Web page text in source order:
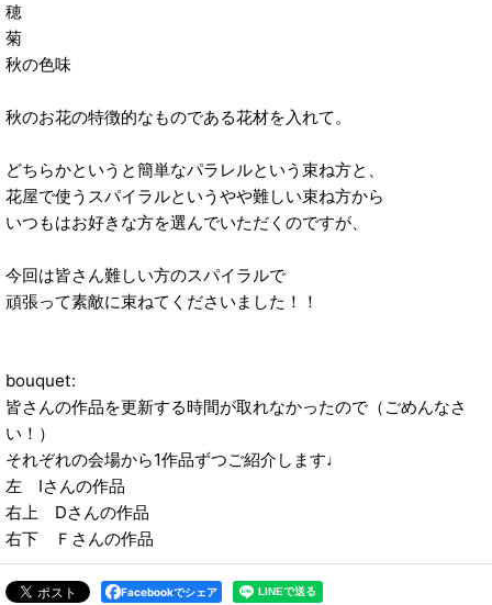
穂
菊
秋の色味
秋のお花の特徴的なものである花材を入れて。
どちらかというと簡単なパラレルという束ね方と、
花屋で使うスパイラルというやや難しい束ね方から
いつもはお好きな方を選んでいただくのですが、
今回は皆さん難しい方のスパイラルで
頑張って素敵に束ねてくださいました！！
bouquet:
皆さんの作品を更新する時間が取れなかったので（ごめんなさ
い！）
それぞれの会場から1作品ずつご紹介します♩
左 Iさんの作品
右上 Dさんの作品
右下 Ｆさんの作品
Facebookでシェア